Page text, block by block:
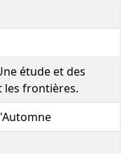
étude et des
les frontières.